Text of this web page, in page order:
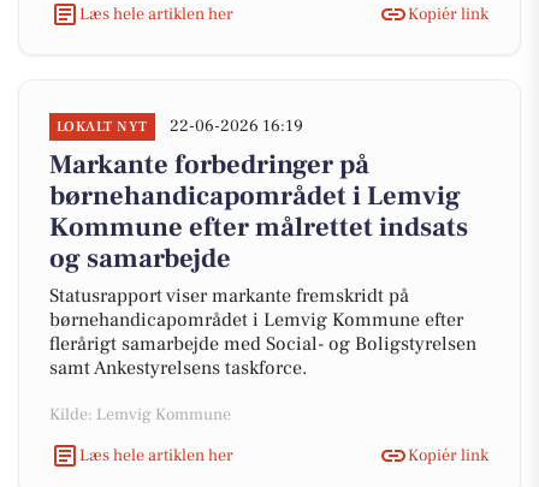
Læs hele artiklen her
Kopiér link
LOKALT NYT 22-06-2026 16:19
Markante forbedringer på
børnehandicapområdet i Lemvig
Kommune efter målrettet indsats
og samarbejde
Statusrapport viser markante fremskridt på
børnehandicapområdet i Lemvig Kommune efter
flerårigt samarbejde med Social- og Boligstyrelsen
samt Ankestyrelsens taskforce.
Kilde: Lemvig Kommune
Læs hele artiklen her
Kopiér link